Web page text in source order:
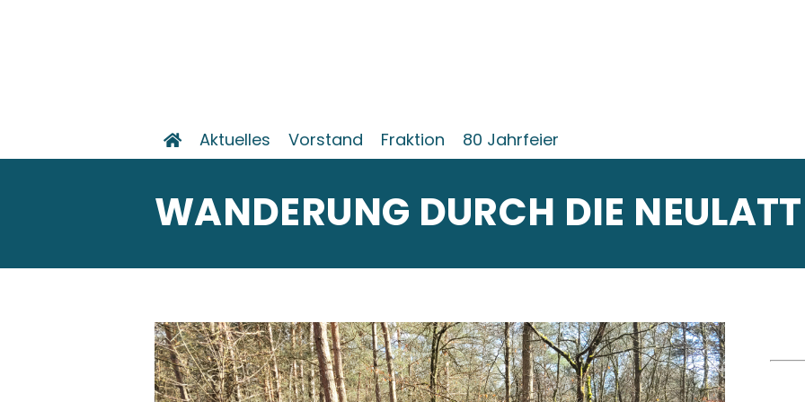
Aktuelles Vorstand Fraktion 80 Jahrfeier
WANDERUNG DURCH DIE